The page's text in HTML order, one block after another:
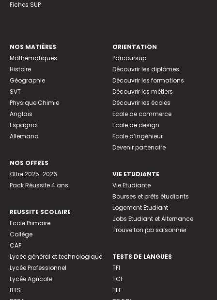
Fiches SUP
NOS MATIÈRES
Mathématiques
Histoire
Géographie
SVT
Physique Chimie
Anglais
Espagnol
Allemand
NOS OFFRES
Offre 2025-2026
Pack Réussite 4 ans
REUSSITE SCOLAIRE
Ecole Primaire
Collège
CAP
Lycée général et technologique
Lycée Professionnel
Lycée Agricole
BTS
ORIENTATION
Parcoursup
Découvrir les diplômes
Découvrir les formations
Découvrir les métiers
Découvrir les écoles
Ecole de commerce
Ecole de design
Ecole d’ingénieur
Devenir partenaire
VIE ETUDIANTE
Vie Etudiante
Bourses et prêts étudiants
Logement Etudiant
Jobs Etudiant et Alternance
Trouve ton job saisonnier
TESTS DE LANGUES
TFI
TCF
TEF